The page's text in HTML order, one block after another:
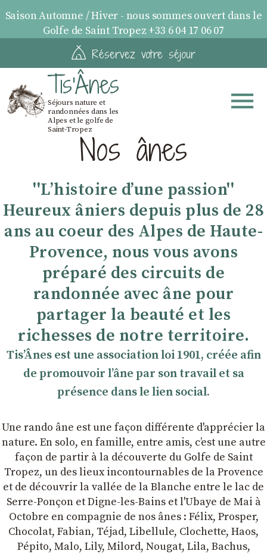
Saison Automne / Hiver - nous sommes ouvert dans le
Golfe de Saint Tropez +33 6 04 17 06 07
Réservez votre séjour
Tis'Ânes
Séjours nature et
randonnées dans les
Alpes et le golfe de
Saint-TropezNos ânes
''Lʼhistoire dʼune passion''
Heureux âniers depuis plus de 28
ans au coeur des Alpes de Haute-
Provence, nous vous avons
préparé des circuits de
randonnée avec âne pour
partager la beauté et les
richesses de notre territoire.
TisʼÂnes est une association loi 1901, créée afin
de promouvoir lʼâne par son travail et sa
présence dans le lien social.
Une rando âne est une façon différente d'apprécier la
nature. En solo, en famille, entre amis, cʼest une autre
façon de partir à la découverte du Golfe de Saint
Tropez, un des lieux incontournables de la Provence
et de découvrir la vallée de la Blanche entre le lac de
Serre-Ponçon et Digne-les-Bains et l'Ubaye de Mai à
Octobre en compagnie de nos ânes : Félix, Prosper,
Chocolat, Fabian, Téjad, Libellule, Clochette, Haos,
Pépito, Malo, Lily, Milord, Nougat, Lila, Bachus,